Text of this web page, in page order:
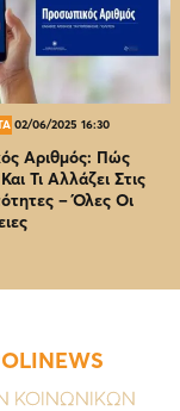
02/06/2025 16:30
Αριθμός: Πώς
Τι Αλλάζει Στις
– Όλες Οι
ΚΟΙΝΩΝΙΚΩΝ